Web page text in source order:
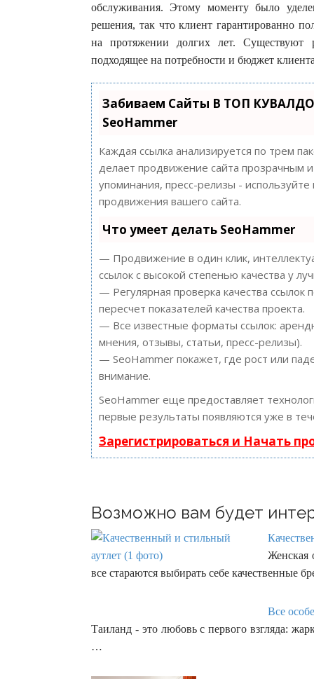
обслуживания. Этому моменту было
решения, так что клиент гарантированно
на протяжении долгих лет. Существуют
подходящее на потребности и бюджет
Забиваем Сайты В ТОП
SeoHammer
Каждая ссылка анализируется по трем
делает продвижение сайта прозрачным
упоминания, пресс-релизы -
продвижения вашего сайта.
Что умеет делать SeoHammer
— Продвижение в один клик,
ссылок с высокой степенью качества у
— Регулярная проверка качества
пересчет показателей качества проекта.
— Все известные форматы ссылок:
мнения, отзывы, статьи, пресс-релизы).
— SeoHammer покажет, где рост или
внимание.
SeoHammer еще предоставляет
первые результаты появляются уже в
Зарегистрироваться и Начать
Возможно вам будет
Женская
все стараются выбирать себе качественные
Все
Таиланд - это любовь с первого взгляда:
…